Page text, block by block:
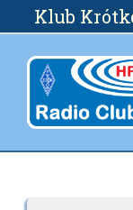
Skip
to
content
Klub